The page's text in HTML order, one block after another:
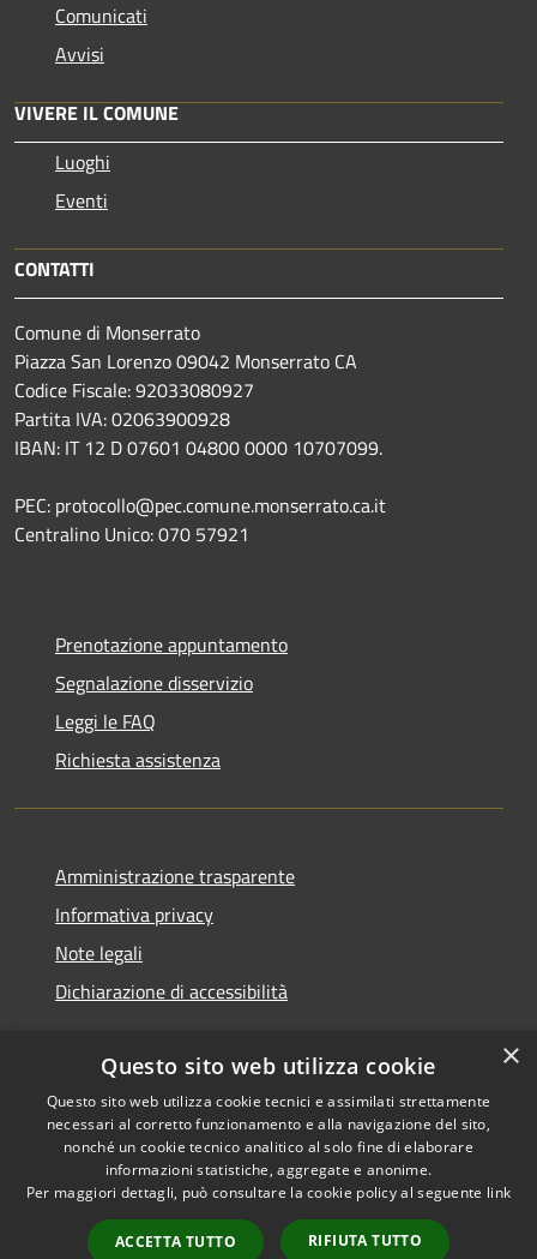
Comunicati
Avvisi
VIVERE IL COMUNE
Luoghi
Eventi
CONTATTI
Comune di Monserrato
Piazza San Lorenzo 09042 Monserrato CA
Codice Fiscale: 92033080927
Partita IVA: 02063900928
IBAN: IT 12 D 07601 04800 0000 10707099.
PEC: protocollo@pec.comune.monserrato.ca.it
Centralino Unico: 070 57921
Prenotazione appuntamento
Segnalazione disservizio
Leggi le FAQ
Richiesta assistenza
Amministrazione trasparente
Informativa privacy
Note legali
Dichiarazione di accessibilità
RSS
Accessibilità
Cookie
Mappa del sito
Copyright © 2026 • Comune di
Monserrato • Powered by
Municipium•Accesso
redazione
×
Questo sito web utilizza cookie
Questo sito web utilizza cookie tecnici e assimilati strettamente
necessari al corretto funzionamento e alla navigazione del sito,
nonché un cookie tecnico analitico al solo fine di elaborare
informazioni statistiche, aggregate e anonime.
Per maggiori dettagli, può consultare la cookie policy al seguente link
ACCETTA TUTTO RIFIUTA TUTTO